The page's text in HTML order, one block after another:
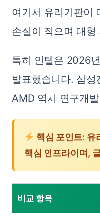
여기서 유리기판이
손실이 적으며 대
특히 인텔은 2026
발표했습니다. 삼
AMD 역시 연구개
핵심 포인트: 유
핵심 인프라이며,
비교 항목